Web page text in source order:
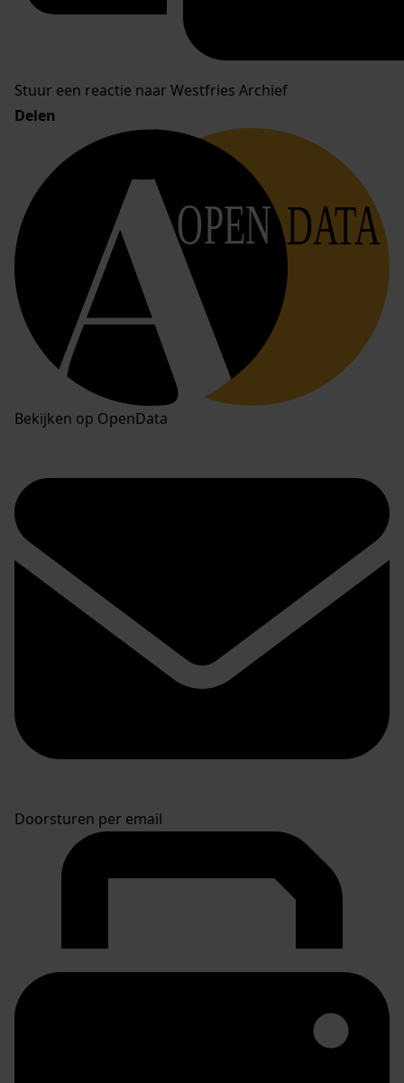
Stuur een reactie naar Westfries Archief
Delen
OPEN DATA
Bekijken op OpenData
Doorsturen per email